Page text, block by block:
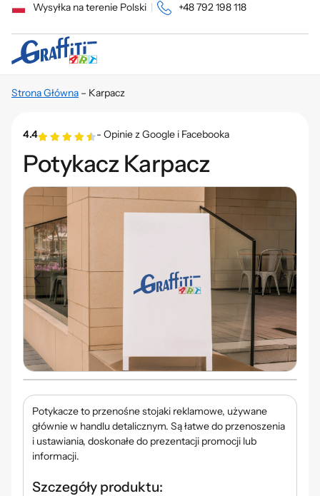
Wysyłka na terenie Polski | +48 792 198 118
Strona Główna – Karpacz
4.4 - Opinie z Google i Facebooka
Potykacz Karpacz
Potykacze to przenośne stojaki reklamowe, używane
głównie w handlu detalicznym. Są łatwe do przenoszenia
i ustawiania, doskonałe do prezentacji promocji lub
informacji.
Szczegóły produktu: